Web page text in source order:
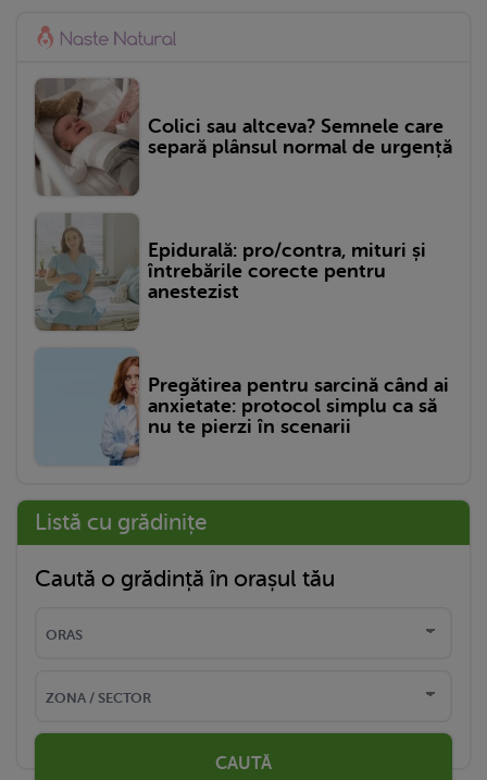
Colici sau altceva? Semnele care
separă plânsul normal de urgență
Epidurală: pro/contra, mituri și
întrebările corecte pentru
anestezist
Pregătirea pentru sarcină când ai
anxietate: protocol simplu ca să
nu te pierzi în scenarii
Listă cu grădinițe
Caută o grădință în orașul tău
CAUTĂ